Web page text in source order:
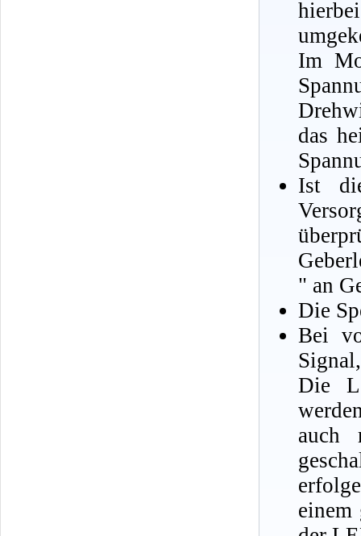
Im
das
Ist
" an
Die
Bei
Die
auch
einem